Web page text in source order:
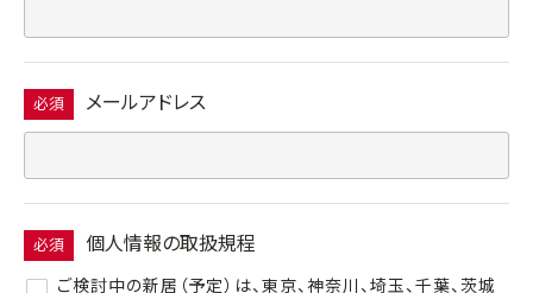
必須 メールアドレス
必須 個人情報の取扱規程
ご検討中の新居（予定）は、東京、神奈川、埼玉、千葉、茨城